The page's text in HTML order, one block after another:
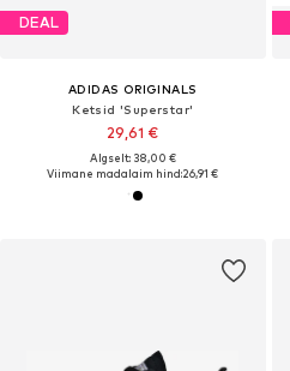
DEAL
ADIDAS ORIGINALS
Ketsid 'Superstar'
29,61 €
Algselt: 38,00 €
Viimane madalaim hind:26,91 €